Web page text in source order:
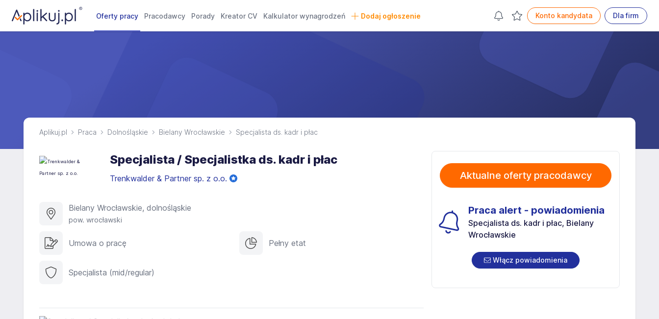
Oferty pracy Pracodawcy Porady Kreator CV Kalkulator wynagrodzeń Dodaj ogłoszenie Konto kandydata Dla firm
Aplikuj.pl Praca Dolnośląskie Bielany Wrocławskie Specjalista ds. kadr i płac
Specjalista / Specjalistka ds. kadr i płac
Trenkwalder & Partner sp. z o.o.
Bielany Wrocławskie, dolnośląskie
pow. wrocławski
Umowa o pracę Pełny etat
Specjalista (mid/regular)
Aktualne oferty pracodawcy
Praca alert - powiadomienia
Specjalista ds. kadr i płac, Bielany
Wrocławskie
Włącz powiadomienia